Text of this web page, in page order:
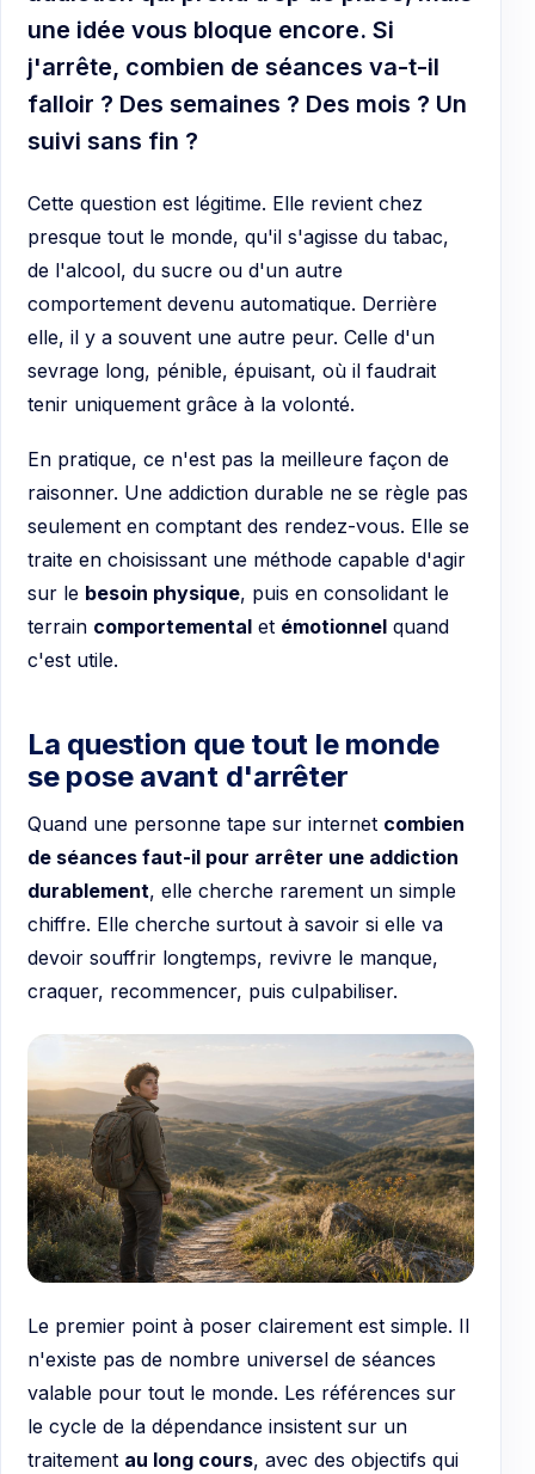
une idée vous bloque encore. Si
j'arrête, combien de séances va-t-il
falloir ? Des semaines ? Des mois ? Un
suivi sans fin ?
Cette question est légitime. Elle revient chez
presque tout le monde, qu'il s'agisse du tabac,
de l'alcool, du sucre ou d'un autre
comportement devenu automatique. Derrière
elle, il y a souvent une autre peur. Celle d'un
sevrage long, pénible, épuisant, où il faudrait
tenir uniquement grâce à la volonté.
En pratique, ce n'est pas la meilleure façon de
raisonner. Une addiction durable ne se règle pas
seulement en comptant des rendez-vous. Elle se
traite en choisissant une méthode capable d'agir
sur le besoin physique, puis en consolidant le
terrain comportemental et émotionnel quand
c'est utile.
La question que tout le monde
se pose avant d'arrêter
Quand une personne tape sur internet combien
de séances faut-il pour arrêter une addiction
durablement, elle cherche rarement un simple
chiffre. Elle cherche surtout à savoir si elle va
devoir souffrir longtemps, revivre le manque,
craquer, recommencer, puis culpabiliser.
Le premier point à poser clairement est simple. Il
n'existe pas de nombre universel de séances
valable pour tout le monde. Les références sur
le cycle de la dépendance insistent sur un
traitement au long cours, avec des objectifs qui